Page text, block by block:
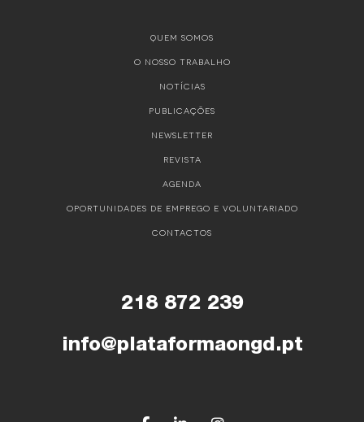
QUEM SOMOS
O NOSSO TRABALHO
NOTÍCIAS
PUBLICAÇÕES
NEWSLETTER
REVISTA
AGENDA
OPORTUNIDADES DE EMPREGO E VOLUNTARIADO
CONTACTOS
218 872 239
info@plataformaongd.pt